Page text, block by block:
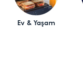
Ev & Yaşam